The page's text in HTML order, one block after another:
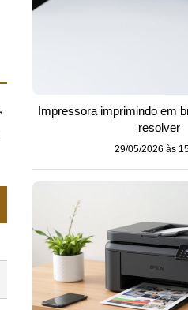
Impressora imprimindo em
resolver
29/05/2026 às